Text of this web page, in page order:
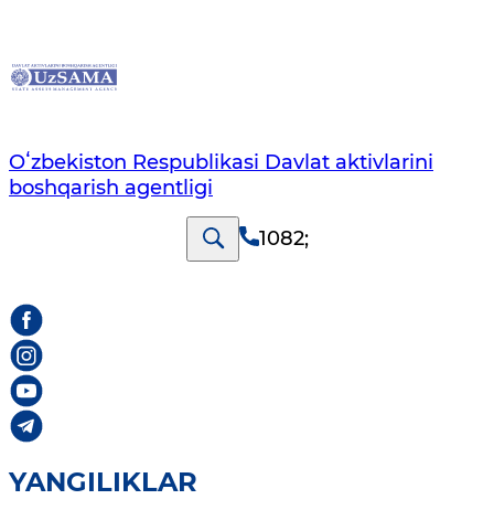
Oʻzbekiston Respublikasi Davlat aktivlarini
boshqarish agentligi
1082;
YANGILIKLAR